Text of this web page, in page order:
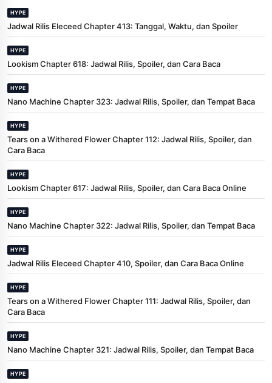
HYPE
Jadwal Rilis Eleceed Chapter 413: Tanggal, Waktu, dan Spoiler
HYPE
Lookism Chapter 618: Jadwal Rilis, Spoiler, dan Cara Baca
HYPE
Nano Machine Chapter 323: Jadwal Rilis, Spoiler, dan Tempat Baca
HYPE
Tears on a Withered Flower Chapter 112: Jadwal Rilis, Spoiler, dan
Cara Baca
HYPE
Lookism Chapter 617: Jadwal Rilis, Spoiler, dan Cara Baca Online
HYPE
Nano Machine Chapter 322: Jadwal Rilis, Spoiler, dan Tempat Baca
HYPE
Jadwal Rilis Eleceed Chapter 410, Spoiler, dan Cara Baca Online
HYPE
Tears on a Withered Flower Chapter 111: Jadwal Rilis, Spoiler, dan
Cara Baca
HYPE
Nano Machine Chapter 321: Jadwal Rilis, Spoiler, dan Tempat Baca
HYPE